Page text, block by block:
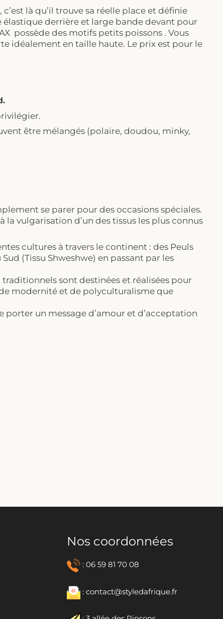
là qu’il trouve sa réelle place et définie
élastique derrière et large bande devant pour
possède des motifs petits poissons . Vous
idéalement en taille haute. Le prix est pour le
être mélangés (polaire, doudou, minky,
se parer pour des occasions spéciales.
vulgarisation d’un des tissus les plus connus
cultures à travers le continent : des Peuls
(Tissu Shweshwe) en passant par les
sont destinées et réalisées pour
modernité et de polyculturalisme que
un message d’amour et d’acceptation
Nos coordonnées
: 06 59 81 70 08
: contact@styledafrique.fr